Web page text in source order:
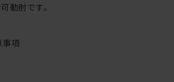
動肘です。
事項